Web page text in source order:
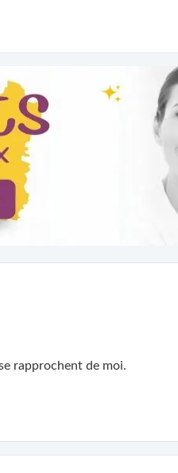
rapprochent de moi.